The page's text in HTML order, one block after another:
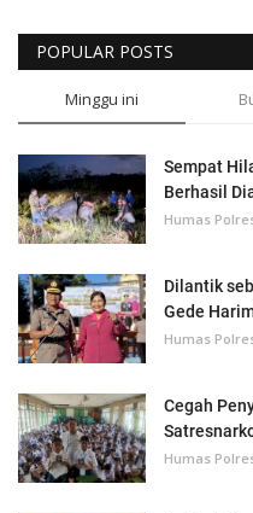
POPULAR POSTS
Minggu ini
Sempat
Berhasil
Humas
Dilantik
Gede
Humas
Cegah
Humas